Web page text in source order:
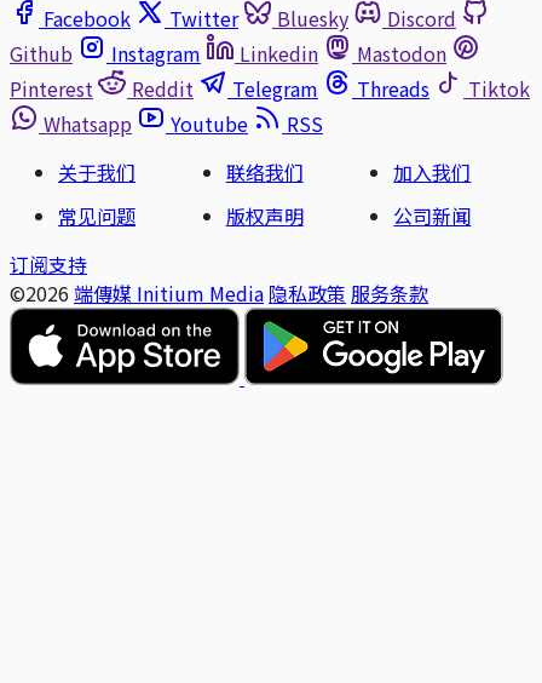
Facebook
Twitter Bluesky
Discord
Github
Instagram Linkedin
Mastodon
Pinterest
Reddit Telegram Threads
Tiktok
Whatsapp
Youtube
RSS
关于我们
联络我们
加入我们
常见问题
版权声明
公司新闻
订阅支持
©2026 端傳媒 Initium Media 隐私政策 服务条款